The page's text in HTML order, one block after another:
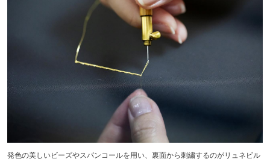
発色の美しいビーズやスパンコールを用い、裏面から刺繍するのがリュネビル